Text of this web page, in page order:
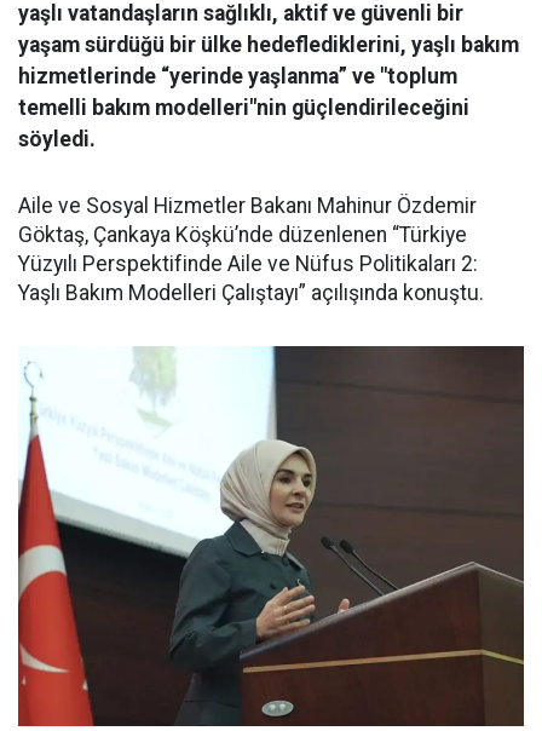
yaşlı vatandaşların sağlıklı, aktif ve güvenli bir
yaşam sürdüğü bir ülke hedeflediklerini, yaşlı bakım
hizmetlerinde “yerinde yaşlanma” ve "toplum
temelli bakım modelleri"nin güçlendirileceğini
söyledi.
Aile ve Sosyal Hizmetler Bakanı Mahinur Özdemir
Göktaş, Çankaya Köşkü’nde düzenlenen “Türkiye
Yüzyılı Perspektifinde Aile ve Nüfus Politikaları 2:
Yaşlı Bakım Modelleri Çalıştayı” açılışında konuştu.